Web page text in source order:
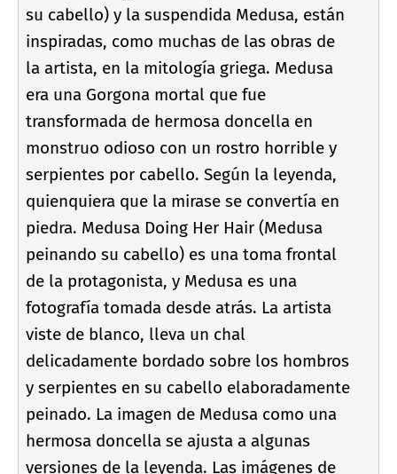
su cabello) y la suspendida Medusa, están
inspiradas, como muchas de las obras de
la artista, en la mitologí­a griega. Medusa
era una Gorgona mortal que fue
transformada de hermosa doncella en
monstruo odioso con un rostro horrible y
serpientes por cabello. Según la leyenda,
quienquiera que la mirase se convertí­a en
piedra. Medusa Doing Her Hair (Medusa
peinando su cabello) es una toma frontal
de la protagonista, y Medusa es una
fotografí­a tomada desde atrás. La artista
viste de blanco, lleva un chal
delicadamente bordado sobre los hombros
y serpientes en su cabello elaboradamente
peinado. La imagen de Medusa como una
hermosa doncella se ajusta a algunas
versiones de la leyenda. Las imágenes de